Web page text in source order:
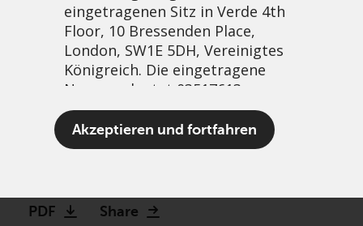
eingetragenen Sitz in Verde 4th
Floor, 10 Bressenden Place,
London, SW1E 5DH, Vereinigtes
Königreich. Die eingetragene
Nummer lautet 03517613.
Marke Redwheel umfassen,
Akzeptieren und fortfahren
Beyond the ‚Not so
magnificent 17‘
PDF Share